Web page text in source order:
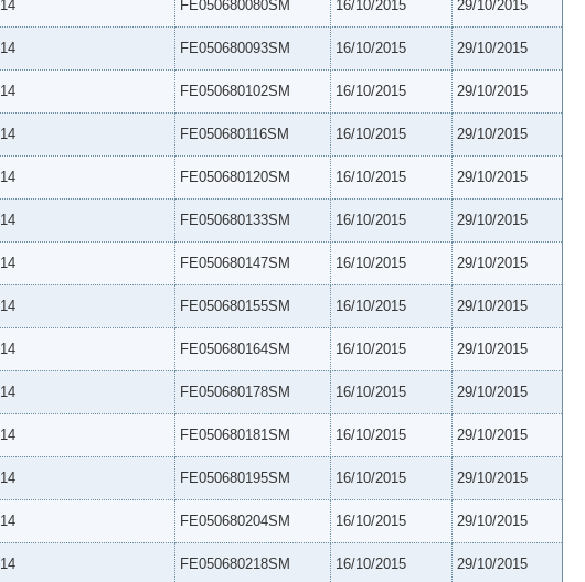
14 FE050680080SM 16/10/2015 29/10/2015
14 FE050680093SM 16/10/2015 29/10/2015
14 FE050680102SM 16/10/2015 29/10/2015
14 FE050680116SM 16/10/2015 29/10/2015
14 FE050680120SM 16/10/2015 29/10/2015
14 FE050680133SM 16/10/2015 29/10/2015
14 FE050680147SM 16/10/2015 29/10/2015
14 FE050680155SM 16/10/2015 29/10/2015
14 FE050680164SM 16/10/2015 29/10/2015
14 FE050680178SM 16/10/2015 29/10/2015
14 FE050680181SM 16/10/2015 29/10/2015
14 FE050680195SM 16/10/2015 29/10/2015
14 FE050680204SM 16/10/2015 29/10/2015
14 FE050680218SM 16/10/2015 29/10/2015